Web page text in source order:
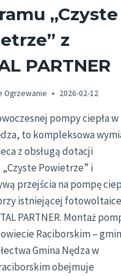
„Czyste
z
PARTNER
Ogrzewanie 2026-02-12
pompy ciepła w
to kompleksowa
z obsługą dotacji
Powietrze” i
przejścia na pompę
istniejącej fotowoltaice
PARTNER. Montaż
Raciborskim –
Gmina Nędza w
obejmuje